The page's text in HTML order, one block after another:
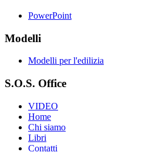
PowerPoint
Modelli
Modelli per l'edilizia
S.O.S. Office
VIDEO
Home
Chi siamo
Libri
Contatti